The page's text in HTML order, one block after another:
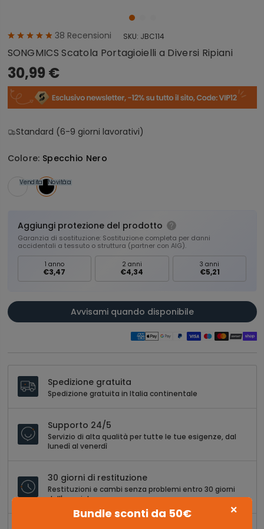
38 Recensioni SKU: JBC114
SONGMICS Scatola Portagioielli a Diversi Ripiani
30,99 €
Standard (6-9 giorni lavorativi)
Colore: Specchio Nero
Vendita Vendita
Novità
Aggiungi protezione del prodotto
Garanzia di sostituzione: Sostituzione completa per danni
accidentali a tessuto o struttura (partner con AIG).
1 anno
€3,47
2 anni
€4,34
3 anni
€5,21
Avvisami quando disponibile
Spedizione gratuita
Spedizione gratuita in Italia continentale
Supporto 24/5
Servizio di alta qualità per tutte le tue esigenze, dal
lunedì al venerdì
30 giorni di restituzione
Restituzioni e cambi senza problemi entro 30 giorni
dall'acquisto
×
Bundle sconti da 50€